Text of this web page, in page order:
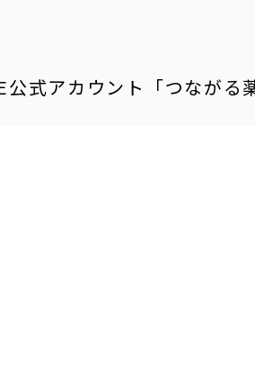
式アカウント「つながる